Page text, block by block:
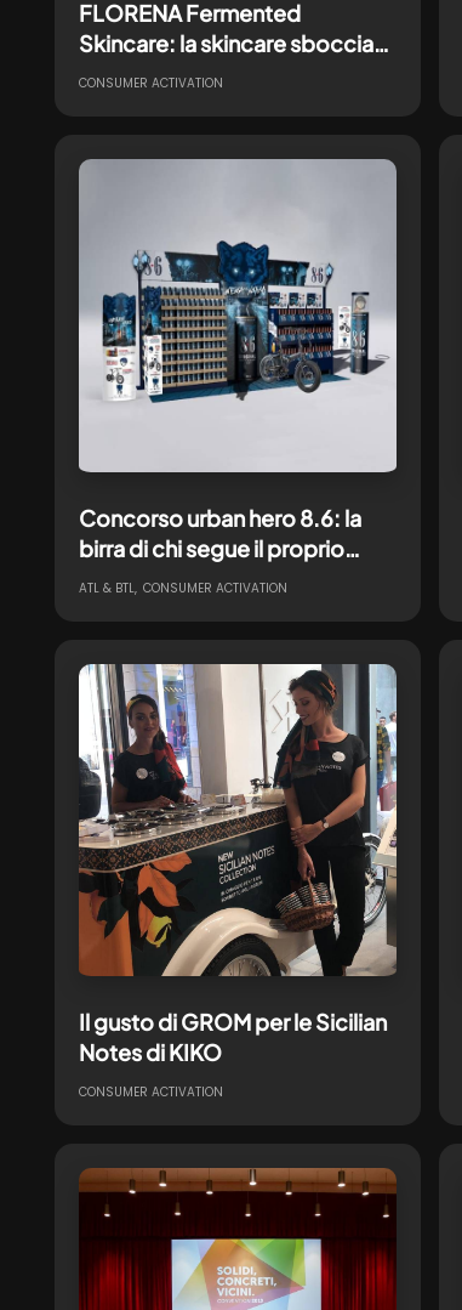
CONSUMER ACTIVATION
FLORENA Fermented
Skincare: la skincare sboccia
tra i fiori di Euroflora e Flora et
ATL & BTL CONSUMER ACTIVATION
Concorso urban hero 8.6: la
birra di chi segue il proprio
istinto
CONSUMER ACTIVATION
Il gusto di GROM per le Sicilian
Notes di KIKO